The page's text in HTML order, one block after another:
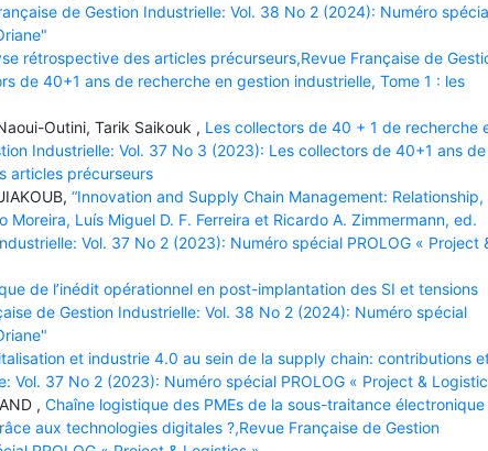
de Gestion Industrielle: Vol. 38 No 2 (2024): Numéro
rétrospective des articles précurseurs,Revue Française de
de 40+1 ans de recherche en gestion industrielle, Tome 1 : les
Outini, Tarik Saikouk , Les collectors de 40 + 1 de recherche
Industrielle: Vol. 37 No 3 (2023): Les collectors de 40+1 ans de
articles précurseurs
“Innovation and Supply Chain Management: Relationship,
Luís Miguel D. F. Ferreira et Ricardo A. Zimmermann, ed.
Vol. 37 No 2 (2023): Numéro spécial PROLOG « Project
de l’inédit opérationnel en post-implantation des SI et tensions
de Gestion Industrielle: Vol. 38 No 2 (2024): Numéro spécial
et industrie 4.0 au sein de la supply chain: contributions
Vol. 37 No 2 (2023): Numéro spécial PROLOG « Project &
, Chaîne logistique des PMEs de la sous-traitance électronique
aux technologies digitales ?,Revue Française de Gestion